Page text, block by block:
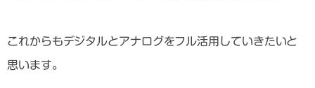
これからもデジタルとアナログをフル活用していきたいと
思います。